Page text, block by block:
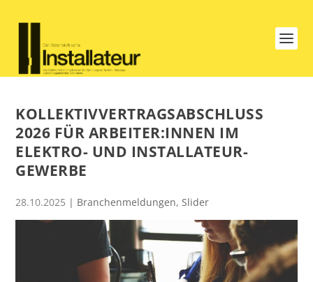
KOLLEKTIVVERTRAGSABSCHLUSS
2026 FÜR ARBEITER:INNEN IM
ELEKTRO- UND INSTALLATEUR­
GEWERBE
28.10.2025 | Branchenmeldungen,Slider